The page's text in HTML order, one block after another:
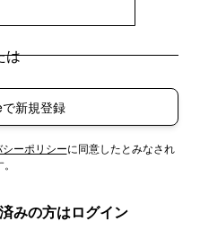
新規登録
ーポリシーに同意したとみなされ
みの方はログイン